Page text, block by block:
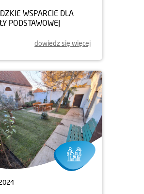
WSPARCIE DLA
PODSTAWOWEJ
dowiedz się więcej